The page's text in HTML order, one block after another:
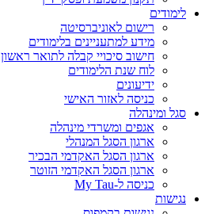
לימודים
רישום לאוניברסיטה
מידע למתעניינים בלימודים
חישוב סיכויי קבלה לתואר ראשון
לוח שנת הלימודים
ידיעונים
כניסה לאזור האישי
סגל ומינהלה
אגפים ומשרדי מינהלה
ארגון הסגל המנהלי
ארגון הסגל האקדמי הבכיר
ארגון הסגל האקדמי הזוטר
כניסה ל-My Tau
נגישות